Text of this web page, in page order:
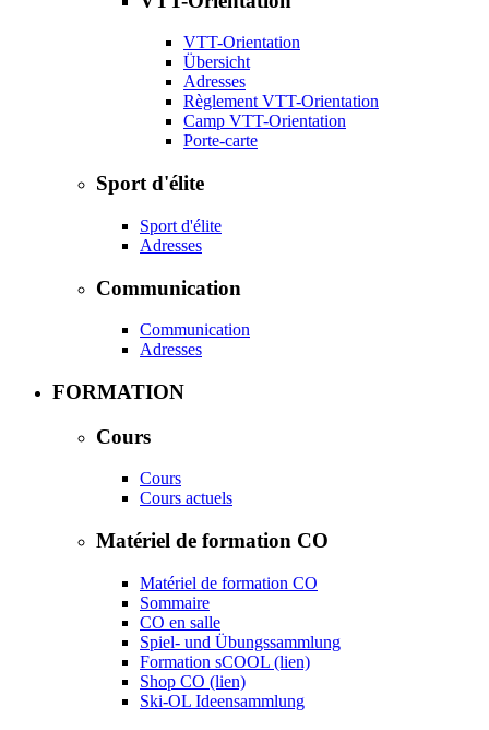
VTT-Orientation
Übersicht
Adresses
Règlement VTT-Orientation
Camp VTT-Orientation
Porte-carte
Sport d'élite
Sport d'élite
Adresses
Communication
Communication
Adresses
FORMATION
Cours
Cours
Cours actuels
Matériel de formation CO
Matériel de formation CO
Sommaire
CO en salle
Spiel- und Übungssammlung
Formation sCOOL (lien)
Shop CO (lien)
Ski-OL Ideensammlung